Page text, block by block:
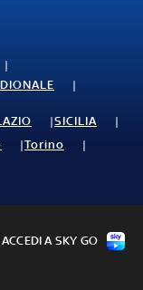
SICILIA
Torino
ACCEDI A SKY GO